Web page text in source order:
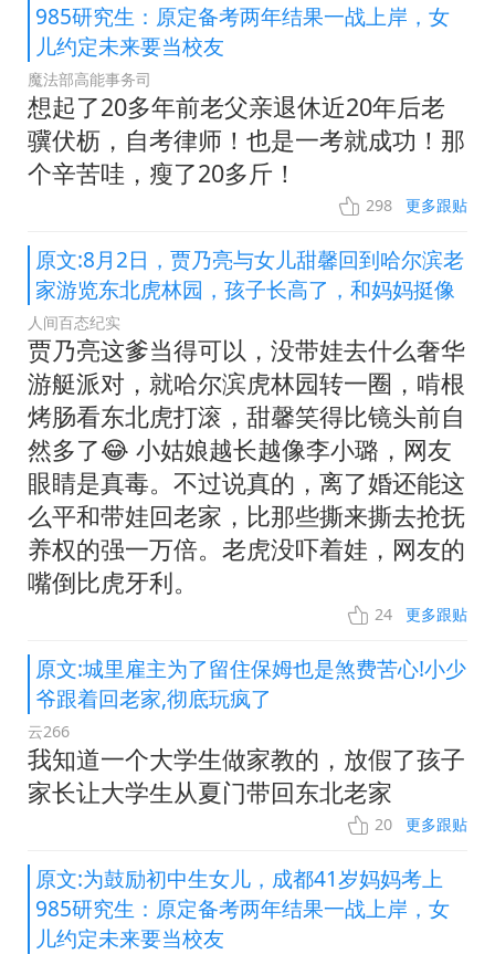
985研究生：原定备考两年结果一战上岸，女
儿约定未来要当校友
魔法部高能事务司
想起了20多年前老父亲退休近20年后老
骥伏枥，自考律师！也是一考就成功！那
个辛苦哇，瘦了20多斤！
298 更多跟贴
原文:8月2日，贾乃亮与女儿甜馨回到哈尔滨老
家游览东北虎林园，孩子长高了，和妈妈挺像
人间百态纪实
贾乃亮这爹当得可以，没带娃去什么奢华
游艇派对，就哈尔滨虎林园转一圈，啃根
烤肠看东北虎打滚，甜馨笑得比镜头前自
然多了😂 小姑娘越长越像李小璐，网友
眼睛是真毒。不过说真的，离了婚还能这
么平和带娃回老家，比那些撕来撕去抢抚
养权的强一万倍。老虎没吓着娃，网友的
嘴倒比虎牙利。
24 更多跟贴
原文:城里雇主为了留住保姆也是煞费苦心!小少
爷跟着回老家,彻底玩疯了
云266
我知道一个大学生做家教的，放假了孩子
家长让大学生从夏门带回东北老家
20 更多跟贴
原文:为鼓励初中生女儿，成都41岁妈妈考上
985研究生：原定备考两年结果一战上岸，女
儿约定未来要当校友